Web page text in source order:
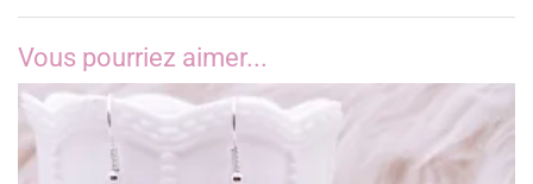
Vous pourriez aimer...